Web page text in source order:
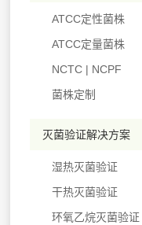
ATCC定性菌株
ATCC定量菌株
NCTC | NCPF
菌株定制
灭菌验证解决方案
湿热灭菌验证
干热灭菌验证
环氧乙烷灭菌验证